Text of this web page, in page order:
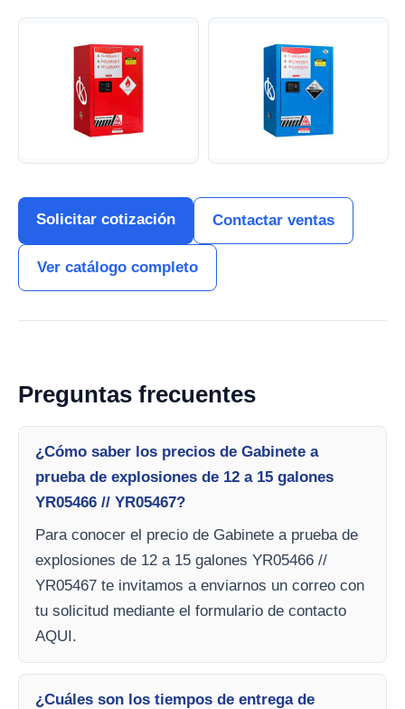
Solicitar cotización Contactar ventas
Ver catálogo completo
Preguntas frecuentes
¿Cómo saber los precios de Gabinete a
prueba de explosiones de 12 a 15 galones
YR05466 // YR05467?
Para conocer el precio de Gabinete a prueba de
explosiones de 12 a 15 galones YR05466 //
YR05467 te invitamos a enviarnos un correo con
tu solicitud mediante el formulario de contacto
AQUI.
¿Cuáles son los tiempos de entrega de